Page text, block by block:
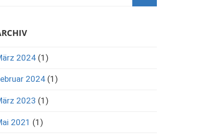
2024(1)
2024(1)
2023 (1)
2021 (1)